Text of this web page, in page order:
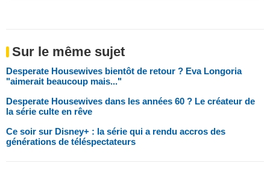
Sur le même sujet
Desperate Housewives bientôt de retour ? Eva Longoria
"aimerait beaucoup mais..."
Desperate Housewives dans les années 60 ? Le créateur de
la série culte en rêve
Ce soir sur Disney+ : la série qui a rendu accros des
générations de téléspectateurs